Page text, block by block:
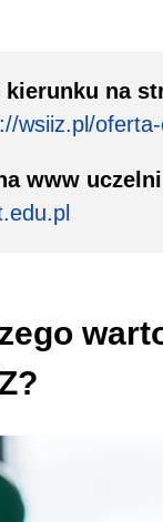
kierunku na
wsiiz.pl/
www